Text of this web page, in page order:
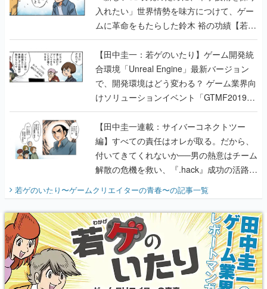
入れたい」世界情勢を味方につけて、ゲー
ムに革命をもたらした鈴木 裕の功績【若ゲ
のいたり】
【田中圭一：若ゲのいたり】ゲーム開発統
合環境「Unreal Engine」最新バージョン
で、開発環境はどう変わる？ ゲーム業界向
けソリューションイベント「GTMF2019」
に行って、より理解を深めよう【PR】
【田中圭一連載：サイバーコネクトツー
編】すべての責任はオレが取る。だから、
付いてきてくれないか──男の熱意はチーム
解散の危機を救い、『.hack』成功の活路を
『少年ジャンプ』色だった【若ゲのいた
り】
若ゲのいたり〜ゲームクリエイターの青春〜の記事一覧